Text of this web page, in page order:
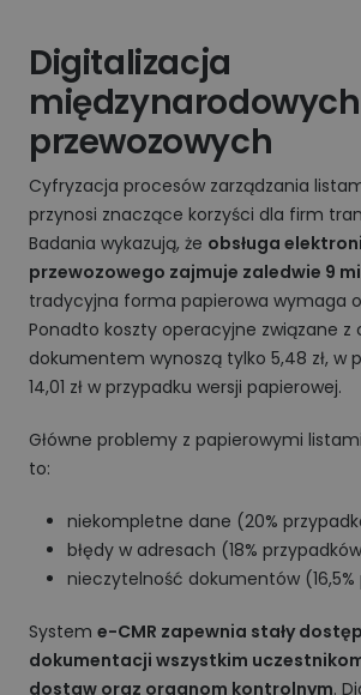
Digitalizacja
przewozowych
Cyfryzacja procesów zarządzania
przynosi znaczące korzyści dla firm
Badania wykazują, że obsługa
przewozowego zajmuje zaledwie 9
tradycyjna forma papierowa wymaga
Ponadto koszty operacyjne związane z
dokumentem wynoszą tylko 5,48 zł, w
14,01 zł w przypadku wersji papierowej.
Główne problemy z papierowymi
to:
niekompletne dane (20%
błędy w adresach (18%
nieczytelność dokumentów (16,5%
System e-CMR zapewnia stały
dokumentacji wszystkim
dostaw oraz organom kontrolnym.